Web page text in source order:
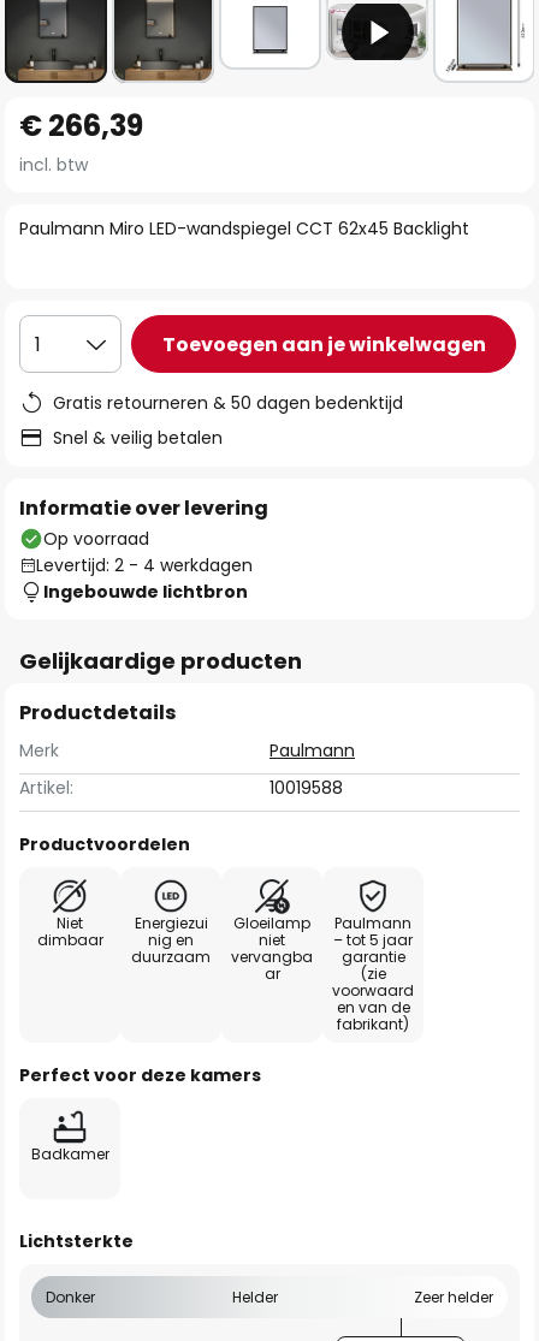
naar
het
van
gallerij
Paulmann Miro LED-wandspiegel CCT 62x45 Backlight
€ 266,39
incl. btw
1 Toevoegen aan je winkelwagen
Gratis retourneren & 50 dagen bedenktijd
Snel & veilig betalen
Informatie over levering
Op voorraad
Levertijd: 2 - 4 werkdagen
Ingebouwde lichtbron
Gelijkaardige producten
Productdetails
Merk
Paulmann
Artikel:
10019588
Productvoordelen
Niet
dimbaar
Energiezui
nig en
duurzaam
Gloeilamp
niet
vervangba
ar
Paulmann
– tot 5 jaar
garantie
(zie
voorwaard
en van de
fabrikant)
Perfect voor deze kamers
Badkamer
Lichtsterkte
Donker Helder Zeer helder